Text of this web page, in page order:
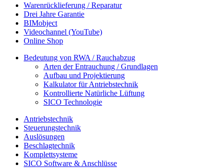
Warenrücklieferung / Reparatur
Drei Jahre Garantie
BIMobject
Videochannel (YouTube)
Online Shop
Bedeutung von RWA / Rauchabzug
Arten der Entrauchung / Grundlagen
Aufbau und Projektierung
Kalkulator für Antriebstechnik
Kontrollierte Natürliche Lüftung
SICO Technologie
Antriebstechnik
Steuerungstechnik
Auslösungen
Beschlagtechnik
Komplettsysteme
SICO Software & Anschlüsse